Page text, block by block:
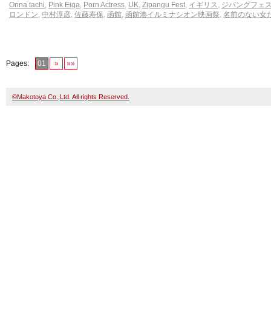
Onna tachi, Pink Eiga, Porn Actress, UK, Zipangu Fest, イギリス, ジパングフェ
ロンドン, 中村淳彦, 佐藤寿保, 函館, 函館港イルミナシオン映画祭, 名前のない女
Pages: 01 » »»
©Makotoya Co.,Ltd. All rights Reserved.